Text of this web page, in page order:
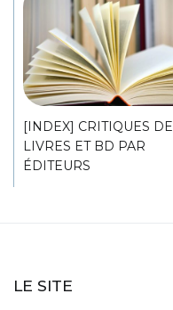
[INDEX] CRITIQUES DE
LIVRES ET BD PAR
ÉDITEURS
LE SITE